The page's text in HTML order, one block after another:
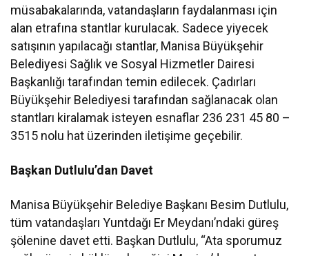
müsabakalarında, vatandaşların faydalanması için
alan etrafına stantlar kurulacak. Sadece yiyecek
satışının yapılacağı stantlar, Manisa Büyükşehir
Belediyesi Sağlık ve Sosyal Hizmetler Dairesi
Başkanlığı tarafından temin edilecek. Çadırları
Büyükşehir Belediyesi tarafından sağlanacak olan
stantları kiralamak isteyen esnaflar 236 231 45 80 –
3515 nolu hat üzerinden iletişime geçebilir.
Başkan Dutlulu’dan Davet
Manisa Büyükşehir Belediye Başkanı Besim Dutlulu,
tüm vatandaşları Yuntdağı Er Meydanı’ndaki güreş
şölenine davet etti. Başkan Dutlulu, “Ata sporumuz